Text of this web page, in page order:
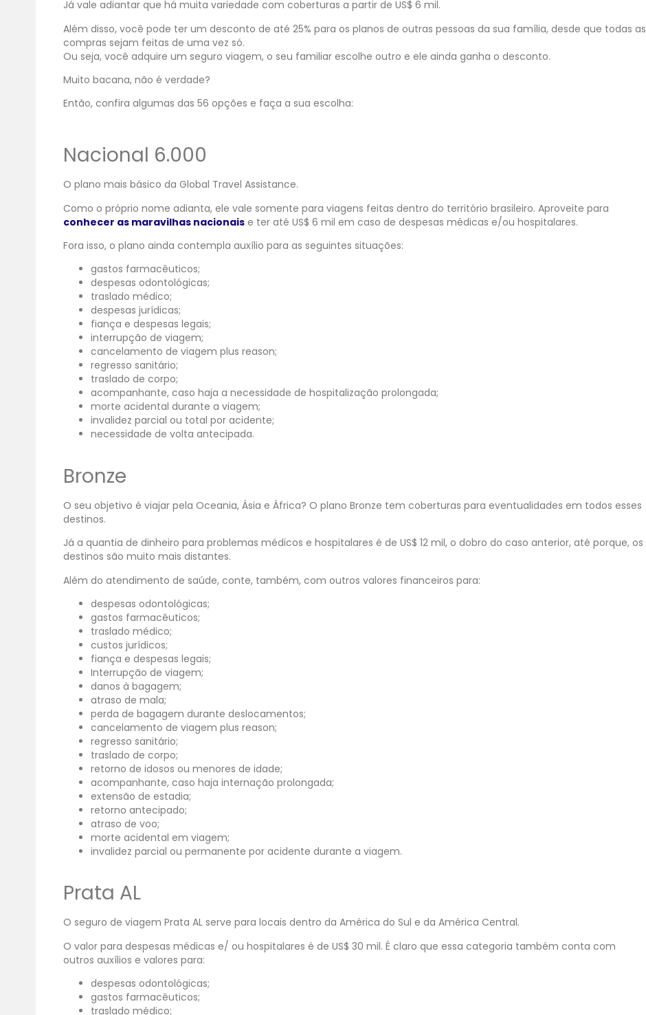
Já vale adiantar que há muita variedade com coberturas a partir de US$ 6 mil.
Além disso, você pode ter um desconto de até 25% para os planos de outras pessoas da sua família, desde que todas as
compras sejam feitas de uma vez só.
Ou seja, você adquire um seguro viagem, o seu familiar escolhe outro e ele ainda ganha o desconto.
Muito bacana, não é verdade?
Então, confira algumas das 56 opções e faça a sua escolha:
Nacional 6.000
O plano mais básico da Global Travel Assistance.
Como o próprio nome adianta, ele vale somente para viagens feitas dentro do território brasileiro. Aproveite para
conhecer as maravilhas nacionais e ter até US$ 6 mil em caso de despesas médicas e/ou hospitalares.
Fora isso, o plano ainda contempla auxílio para as seguintes situações:
gastos farmacêuticos;
despesas odontológicas;
traslado médico;
despesas jurídicas;
fiança e despesas legais;
interrupção de viagem;
cancelamento de viagem plus reason;
regresso sanitário;
traslado de corpo;
acompanhante, caso haja a necessidade de hospitalização prolongada;
morte acidental durante a viagem;
invalidez parcial ou total por acidente;
necessidade de volta antecipada.
Bronze
O seu objetivo é viajar pela Oceania, Ásia e África? O plano Bronze tem coberturas para eventualidades em todos esses
destinos.
Já a quantia de dinheiro para problemas médicos e hospitalares é de US$ 12 mil, o dobro do caso anterior, até porque, os
destinos são muito mais distantes.
Além do atendimento de saúde, conte, também, com outros valores financeiros para:
despesas odontológicas;
gastos farmacêuticos;
traslado médico;
custos jurídicos;
fiança e despesas legais;
Interrupção de viagem;
danos à bagagem;
atraso de mala;
perda de bagagem durante deslocamentos;
cancelamento de viagem plus reason;
regresso sanitário;
traslado de corpo;
retorno de idosos ou menores de idade;
acompanhante, caso haja internação prolongada;
extensão de estadia;
retorno antecipado;
atraso de voo;
morte acidental em viagem;
invalidez parcial ou permanente por acidente durante a viagem.
Prata AL
O seguro de viagem Prata AL serve para locais dentro da América do Sul e da América Central.
O valor para despesas médicas e/ ou hospitalares é de US$ 30 mil. É claro que essa categoria também conta com
outros auxílios e valores para:
despesas odontológicas;
gastos farmacêuticos;
traslado médico;